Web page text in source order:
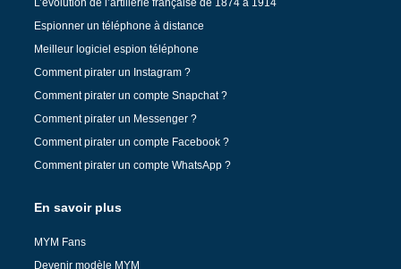
Espionner un téléphone à distance
Meilleur logiciel espion téléphone
Comment pirater un Instagram ?
Comment pirater un compte Snapchat ?
Comment pirater un Messenger ?
Comment pirater un compte Facebook ?
Comment pirater un compte WhatsApp ?
En savoir plus
MYM Fans
Devenir modèle MYM